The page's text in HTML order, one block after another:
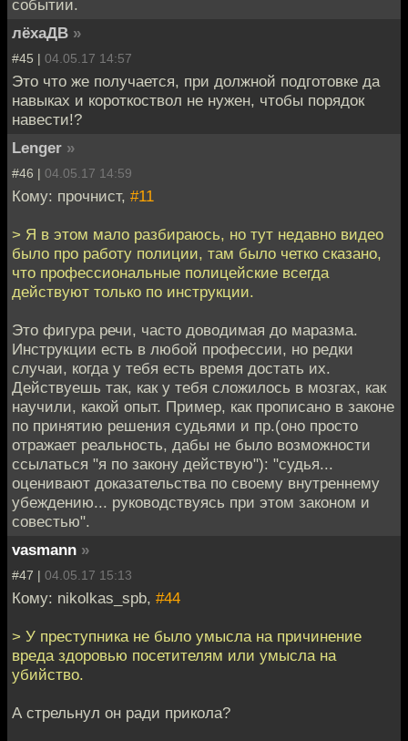
событии.
лёхаДВ »
#45 | 04.05.17 14:57
Это что же получается, при должной подготовке да
навыках и короткоствол не нужен, чтобы порядок
навести!?
Lenger »
#46 | 04.05.17 14:59
Кому: прочнист, #11
> Я в этом мало разбираюсь, но тут недавно видео
было про работу полиции, там было четко сказано,
что профессиональные полицейские всегда
действуют только по инструкции.
Это фигура речи, часто доводимая до маразма.
Инструкции есть в любой профессии, но редки
случаи, когда у тебя есть время достать их.
Действуешь так, как у тебя сложилось в мозгах, как
научили, какой опыт. Пример, как прописано в законе
по принятию решения судьями и пр.(оно просто
отражает реальность, дабы не было возможности
ссылаться "я по закону действую"): "судья...
оценивают доказательства по своему внутреннему
убеждению... руководствуясь при этом законом и
совестью".
vasmann »
#47 | 04.05.17 15:13
Кому: nikolkas_spb, #44
> У преступника не было умысла на причинение
вреда здоровью посетителям или умысла на
убийство.
А стрельнул он ради прикола?